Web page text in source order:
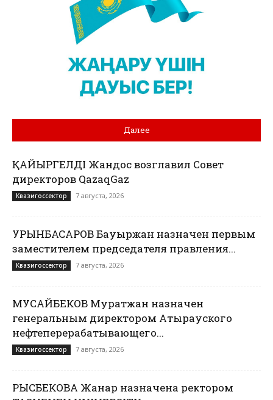
Далее
ҚАЙЫРГЕЛДІ Жандос возглавил Совет
директоров QazaqGaz
Квазигоссектор 7 августа, 2026
УРЫНБАСАРОВ Бауыржан назначен первым
заместителем председателя правления...
Квазигоссектор 7 августа, 2026
МУСАЙБЕКОВ Муратжан назначен
генеральным директором Атырауского
нефтеперерабатывающего...
Квазигоссектор 7 августа, 2026
РЫСБЕКОВА Жанар назначена ректором